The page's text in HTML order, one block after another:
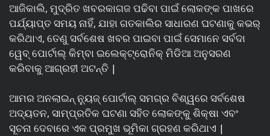
ଆଜିକାଲି, ମୁଦ୍ରିତ ଖବରକାଗଜ ପଢିବା ପାଇଁ ଲୋକଙ୍କ ପାଖରେ
ପର୍ଯ୍ୟାପ୍ତ ସମୟ ନାହିଁ, ଯାହା ଗତକାଲିର ସାଧାରଣ ଘଟଣାକୁ କଭର୍
କରିଥାଏ, ତେଣୁ ସର୍ବଶେଷ ଖବର ପାଇବା ପାଇଁ ସେମାନେ ସର୍ବଦା
ୱେବ୍ ପୋର୍ଟାଲ୍ କିମ୍ବା ଇଲେକ୍ଟ୍ରୋନିକ୍ ମିଡିଆ ଅନୁସରଣ
କରିବାକୁ ଆଗ୍ରହୀ ଅଟନ୍ତି |
ଆମର ଅନଲାଇନ୍ ନ୍ୟୁଜ୍ ପୋର୍ଟାଲ୍ ସମଗ୍ର ବିଶ୍ୱରେ ସର୍ବଶେଷ
ଅଦ୍ୟତନ, ସାମ୍ପ୍ରତିକ ଘଟଣା ସହିତ ଲୋକଙ୍କୁ ଶିକ୍ଷା ଏବଂ
ସୂଚନା ଦେବାରେ ଏକ ପ୍ରମୁଖ ଭୂମିକା ଗ୍ରହଣ କରିଥାଏ |